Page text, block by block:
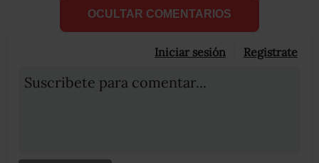
OCULTAR COMENTARIOS
Iniciar sesión Registrate
Suscribete para comentar...